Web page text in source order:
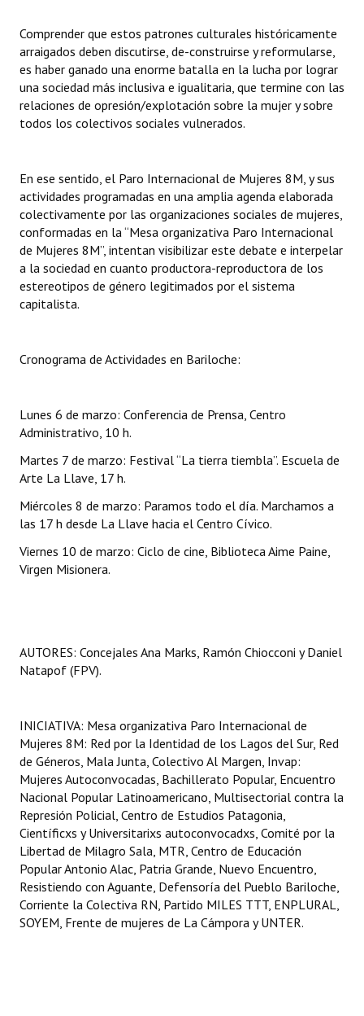
Comprender que estos patrones culturales históricamente
arraigados deben discutirse, de-construirse y reformularse,
es haber ganado una enorme batalla en la lucha por lograr
una sociedad más inclusiva e igualitaria, que termine con las
relaciones de opresión/explotación sobre la mujer y sobre
todos los colectivos sociales vulnerados.
En ese sentido, el Paro Internacional de Mujeres 8M, y sus
actividades programadas en una amplia agenda elaborada
colectivamente por las organizaciones sociales de mujeres,
conformadas en la “Mesa organizativa Paro Internacional
de Mujeres 8M”, intentan visibilizar este debate e interpelar
a la sociedad en cuanto productora-reproductora de los
estereotipos de género legitimados por el sistema
capitalista.
Cronograma de Actividades en Bariloche:
Lunes 6 de marzo: Conferencia de Prensa, Centro
Administrativo, 10 h.
Martes 7 de marzo: Festival “La tierra tiembla”. Escuela de
Arte La Llave, 17 h.
Miércoles 8 de marzo: Paramos todo el día. Marchamos a
las 17 h desde La Llave hacia el Centro Cívico.
Viernes 10 de marzo: Ciclo de cine, Biblioteca Aime Paine,
Virgen Misionera.
AUTORES: Concejales Ana Marks, Ramón Chiocconi y Daniel
Natapof (FPV).
INICIATIVA: Mesa organizativa Paro Internacional de
Mujeres 8M: Red por la Identidad de los Lagos del Sur, Red
de Géneros, Mala Junta, Colectivo Al Margen, Invap:
Mujeres Autoconvocadas, Bachillerato Popular, Encuentro
Nacional Popular Latinoamericano, Multisectorial contra la
Represión Policial, Centro de Estudios Patagonia,
Científicxs y Universitarixs autoconvocadxs, Comité por la
Libertad de Milagro Sala, MTR, Centro de Educación
Popular Antonio Alac, Patria Grande, Nuevo Encuentro,
Resistiendo con Aguante, Defensoría del Pueblo Bariloche,
Corriente la Colectiva RN, Partido MILES TTT, ENPLURAL,
SOYEM, Frente de mujeres de La Cámpora y UNTER.